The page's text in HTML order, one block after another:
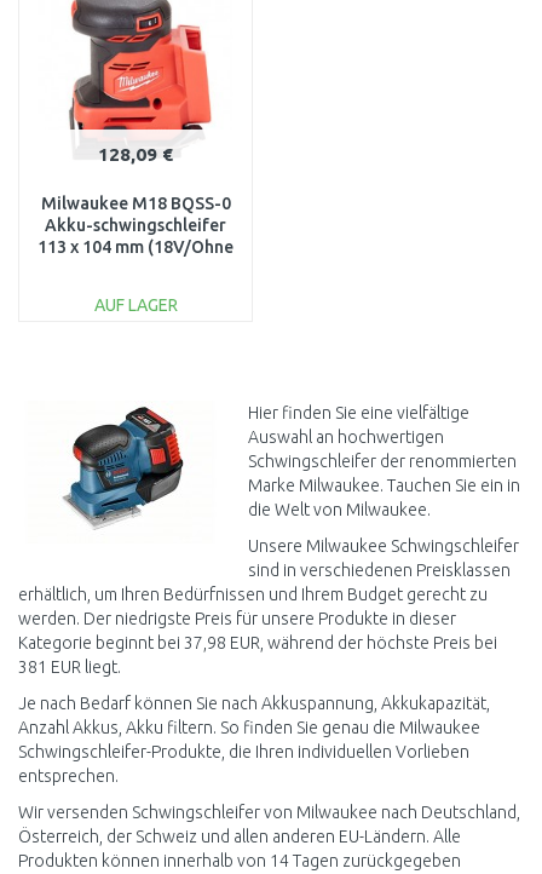
128,09 €
Milwaukee M18 BQSS-0
Akku-schwingschleifer
113 x 104 mm (18V/Ohne
AUF LAGER
Vergleichen
Hier finden Sie eine vielfältige
Auswahl an hochwertigen
Schwingschleifer der renommierten
Marke Milwaukee. Tauchen Sie ein in
die Welt von Milwaukee.
Unsere Milwaukee Schwingschleifer
sind in verschiedenen Preisklassen
erhältlich, um Ihren Bedürfnissen und Ihrem Budget gerecht zu
werden. Der niedrigste Preis für unsere Produkte in dieser
Kategorie beginnt bei 37,98 EUR, während der höchste Preis bei
381 EUR liegt.
Je nach Bedarf können Sie nach Akkuspannung, Akkukapazität,
Anzahl Akkus, Akku filtern. So finden Sie genau die Milwaukee
Schwingschleifer-Produkte, die Ihren individuellen Vorlieben
entsprechen.
Wir versenden Schwingschleifer von Milwaukee nach Deutschland,
Österreich, der Schweiz und allen anderen EU-Ländern. Alle
Produkten können innerhalb von 14 Tagen zurückgegeben